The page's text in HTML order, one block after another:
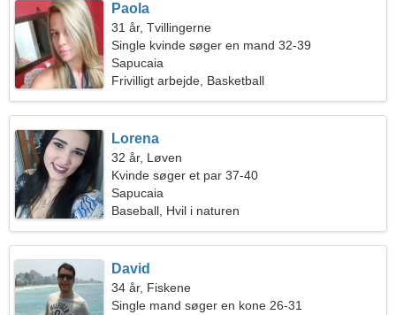
Paola
31 år, Tvillingerne
Single kvinde søger en mand 32-39
Sapucaia
Frivilligt arbejde, Basketball
Lorena
32 år, Løven
Kvinde søger et par 37-40
Sapucaia
Baseball, Hvil i naturen
David
34 år, Fiskene
Single mand søger en kone 26-31